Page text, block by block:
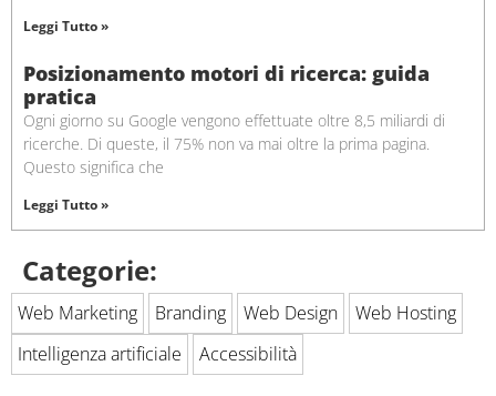
Leggi Tutto »
Posizionamento motori di ricerca: guida
pratica
Ogni giorno su Google vengono effettuate oltre 8,5 miliardi di
ricerche. Di queste, il 75% non va mai oltre la prima pagina.
Questo significa che
Leggi Tutto »
Categorie:
Web Marketing Branding Web Design
Web Hosting
Intelligenza artificiale
Accessibilità